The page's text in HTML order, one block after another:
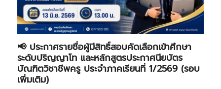
📢 ประกาศรายชื่อผู้มีสิทธิ์สอบคัดเลือกเข้าศึกษา
ระดับปริญญาโท และหลักสูตรประกาศนียบัตร
บัณฑิตวิชาชีพครู ประจำภาคเรียนที่ 1/2569 (รอบ
เพิ่มเติม)